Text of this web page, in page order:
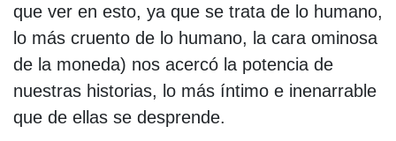
que ver en esto, ya que se trata de lo humano,
lo más cruento de lo humano, la cara ominosa
de la moneda) nos acercó la potencia de
nuestras historias, lo más íntimo e inenarrable
que de ellas se desprende.